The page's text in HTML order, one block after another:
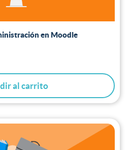
en Moodle
al carrito